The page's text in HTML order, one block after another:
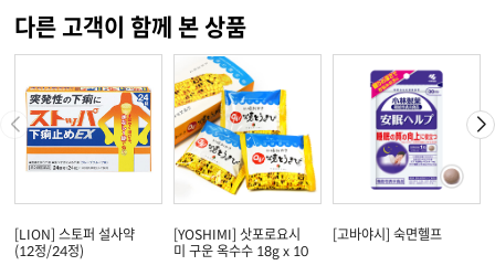
다른 고객이 함께 본 상품
[LION] 스토퍼 설사약
(12정/24정)
[YOSHIMI] 삿포로요시
미 구운 옥수수 18g x 10
[고바야시] 숙면헬프